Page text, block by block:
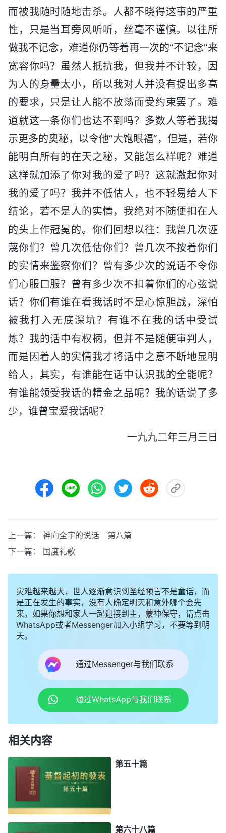
而被我随时随地击杀。人都不晓得这事的严重
性，只是当耳旁风听听，丝毫不谨慎。以往所
做我不记念，难道你仍等着再一次的“不记念”来
宽容你吗？虽然人抵抗我，但我并不计较，因
为人的身量太小，所以我对人并没有提出多高
的要求，只是让人能不放荡而受约束罢了。难
道就这一条你们也达不到吗？多数人等着我揭
示更多的奥秘，以令他“大饱眼福”，但是，若你
能明白所有的在天之秘，又能怎么样呢？难道
这样就加添了你对我的爱了吗？这就激起你对
我的爱了吗？我并不低估人，也不轻易给人下
结论，若不是人的实情，我绝对不随便扣在人
的头上作冠冕的。你们回想以往：我曾几次诬
蔑你们？曾几次低估你们？曾几次不按着你们
的实情来鉴察你们？曾有多少次的说话不令你
们心服口服？曾有多少次不扣着你们的心弦说
话？你们有谁在看我话时不是心惊胆战，深怕
被我打入无底深坑？有谁不在我的话中受试
炼？我的话中有权柄，但并不是随便审判人，
而是因着人的实情我才将话中之意不断地显明
给人，其实，有谁能在话中认识我的全能呢？
有谁能领受我话的精金之品呢？我的话说了多
少，谁曾宝爱我话呢？
一九九二年三月三日
上一篇： 神向全宇的说话 第八篇
下一篇： 国度礼歌
灾难越来越大，世人逐渐意识到圣经预言不是童话，而
是正在发生的事实，没有人确定明天和意外哪个会先
来。如果你想和家人一起迎接到主，蒙神保守，请点击
WhatsApp或者Messenger加入小组学习，不要等到明
天。
通过Messenger与我们联系
通过WhatsApp与我们联系
相关内容
第五十篇
第六十八篇